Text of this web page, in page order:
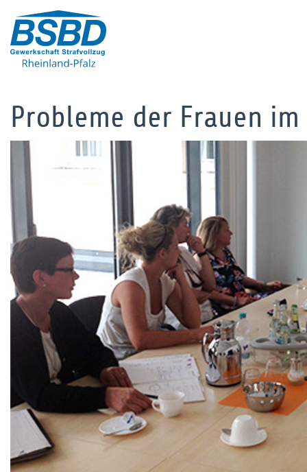
Probleme der Frauen